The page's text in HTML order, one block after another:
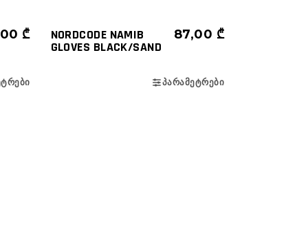
₾ NORDCODE NAMIB
GLOVES BLACK/SAND
87,00 ₾
ᲞᲐᲠᲐᲛᲔᲢᲠᲔᲑᲘ